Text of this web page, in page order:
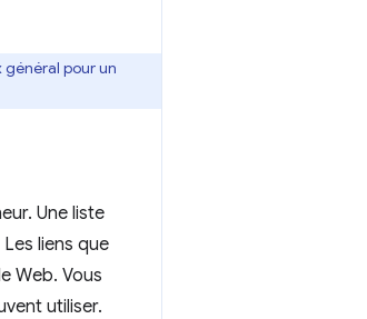
général pour un
Une liste
liens que
Web. Vous
utiliser.